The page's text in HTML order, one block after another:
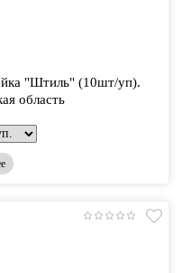
"Штиль" (10шт/уп).
область